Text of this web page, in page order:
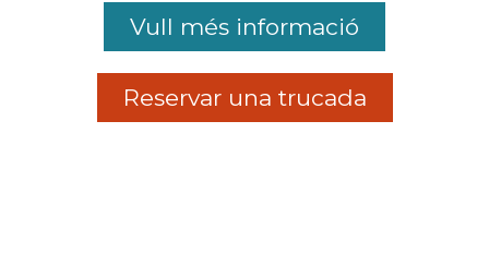
Vull més informació
Reservar una trucada